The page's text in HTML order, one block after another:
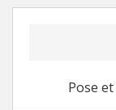
Pose